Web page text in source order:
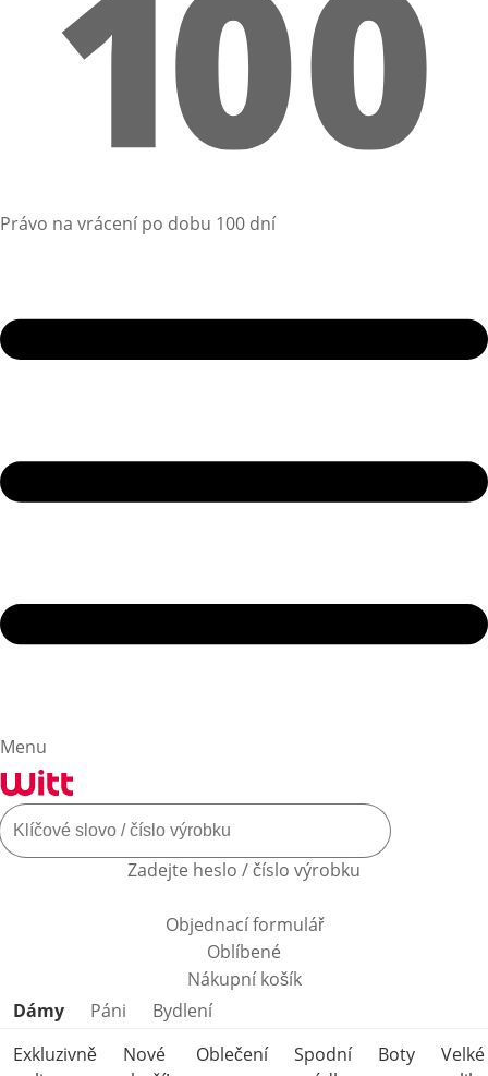
Právo na vrácení po dobu 100 dní
Menu
Zadejte heslo / číslo výrobku
Objednací formulář
Oblíbené
Nákupní košík
Přeskočit kategorie produktů
Dámy Páni
Bydlení
Exkluzivně
Nové
Oblečení
Spodní
Boty
Velké